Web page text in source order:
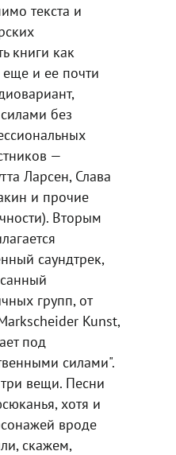
текста и
книги как
еще и ее почти
без
—
Ларсен, Слава
и прочие
Вторым
саундтрек,
групп, от
Kunst,
под
силами".
вещи. Песни
хотя и
вроде
скажем,